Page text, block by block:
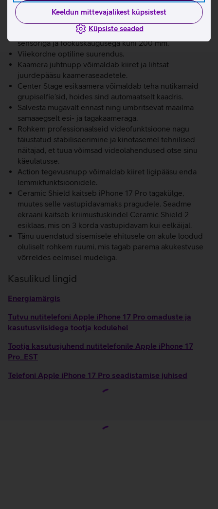
Keeldun mittevajalikest küpsistest
Küpsiste seaded
värskendussagedust ja on eredusega kuni 3000 nitti.
Võimas A19 Pro kiip koos vesijahutusega.
Võimas 48 Mpix Fusion profikaamerasüsteem suurema
sensoriga ja fookuskaugusega kuni 200 mm.
Viiekordne optiline suurendus.
Kaamera juhtnupp võimaldab kiiret ja lihtsat
juurdepääsu kaameraseadetele.
Center Stage esikaamera võimaldab teha nutikamaid
grupiselfie’sid, hoides sind automaatselt kaadris.
Salvesta mugavalt ennast ning ümbritsevat maailma
samaaegselt esi- ja tagakaameraga.
Rohkem professionaalseid videofunktsioone nagu
täiustatud stabiliseerimine ja kinotasemel tehnilised
näitajad, et tuua võimsad videolahendused otse sinu
käeulatusse.
Action tegevusnupp võimaldab kiiret ligipääsu enda
lemmikfunktsioonidele.
Ceramic Shield kaitseb iPhone 17 Pro tagakülge,
muutes selle vastupidavamaks pragudele. Seadme
ekraani kaitseb kriimustuskindel Ceramic Shield 2
esiklaas, mis on 3 korda vastupidavam kui eelkäijal.
Tänu uuendatud sisemisele ehitusele on akule loodud
oluliselt rohkem ruumi, mis tagab parema akukestvuse
võrreldes eelmisel mudeliga.
Kasulikud lingid
Energiamärgis
Tutvu nutitelefoni Apple iPhone 17 Pro omaduste ja
kasutusviisidega tootja kodulehel
Tootja kasutusjuhend nutitelefonile Apple iPhone 17
Pro_EST
Telefoni Apple iPhone 17 Pro seadistamise juhised